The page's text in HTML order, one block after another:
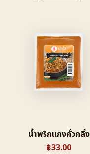
นํ้าพริกแกงคั่วกลิ้ง
฿33.00